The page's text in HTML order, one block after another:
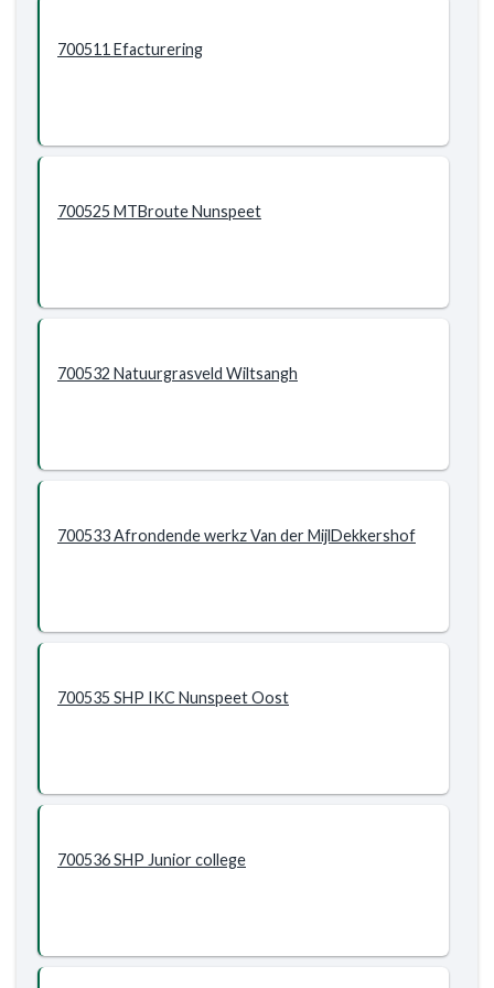
700511 Efacturering
700525 MTBroute Nunspeet
700532 Natuurgrasveld Wiltsangh
700533 Afrondende werkz Van der MijlDekkershof
700535 SHP IKC Nunspeet Oost
700536 SHP Junior college